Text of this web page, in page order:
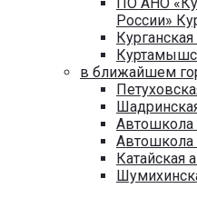
России»
в ближайшем
Автошкола
Автошкола
Катайская